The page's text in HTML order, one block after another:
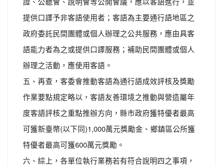
提供口譯予非客語使用者；客語為主要通行語地區之
政府委託民間團體或個人辦理之公共服務，應由具客
語能力者為之或提供口譯服務；補助民間團體或個人
辦理之活動，應使用客語。
五、再查，客委會推動客語為通行語成效評核及獎勵
作業要點規定略以，客語友善環境之推動與營造屬年
度客語評核之重點推辦方向，縣市政府獲特優者最高
可獲新臺幣(以下同)1,000萬元獎勵金、鄉鎮區公所獲
特優者最高可獲600萬元獎勵。
六、綜上，各單位執行業務若有符合說明四之事項，